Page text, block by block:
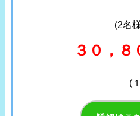
(2名
３０，８
(